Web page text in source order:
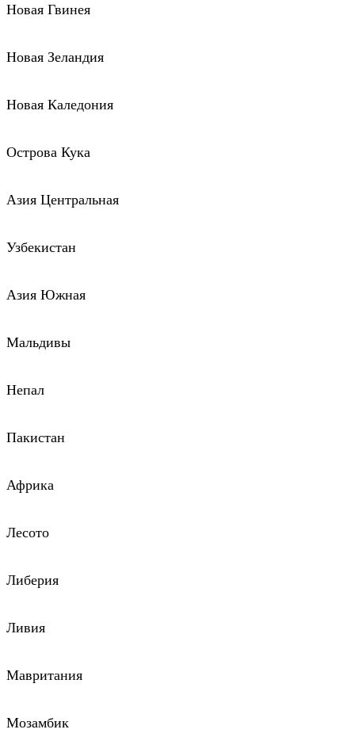
Новая Гвинея
Новая Зеландия
Новая Каледония
Острова Кука
Азия Центральная
Узбекистан
Азия Южная
Мальдивы
Непал
Пакистан
Африка
Лесото
Либерия
Ливия
Мавритания
Мозамбик